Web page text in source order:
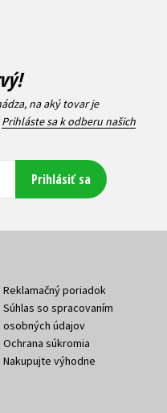
na aký tovar je
Prihláste sa k odberu našich
Prihlásiť sa
Reklamačný poriadok
Súhlas so spracovaním
osobných údajov
Ochrana súkromia
Nakupujte výhodne